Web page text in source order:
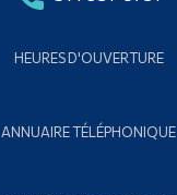
HEURES D'OUVERTURE
ANNUAIRE TÉLÉPHONIQUE